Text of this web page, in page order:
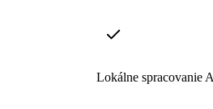
Lokálne spracovanie